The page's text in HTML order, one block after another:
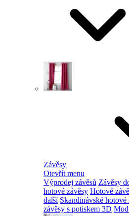
Závěsy
Otevřít menu
Výprodej závěsů Závěsy
hotové závěsy Hotové
další Skandinávské hotové
závěsy s potiskem 3D